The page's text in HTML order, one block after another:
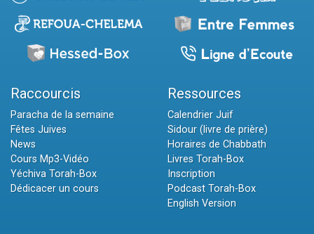
Raccourcis
Paracha de la semaine
Fêtes Juives
News
Cours Mp3-Vidéo
Yéchiva Torah-Box
Dédicacer un cours
Ressources
Calendrier Juif
Sidour (livre de prière)
Horaires de Chabbath
Livres Torah-Box
Inscription
Podcast Torah-Box
English Version